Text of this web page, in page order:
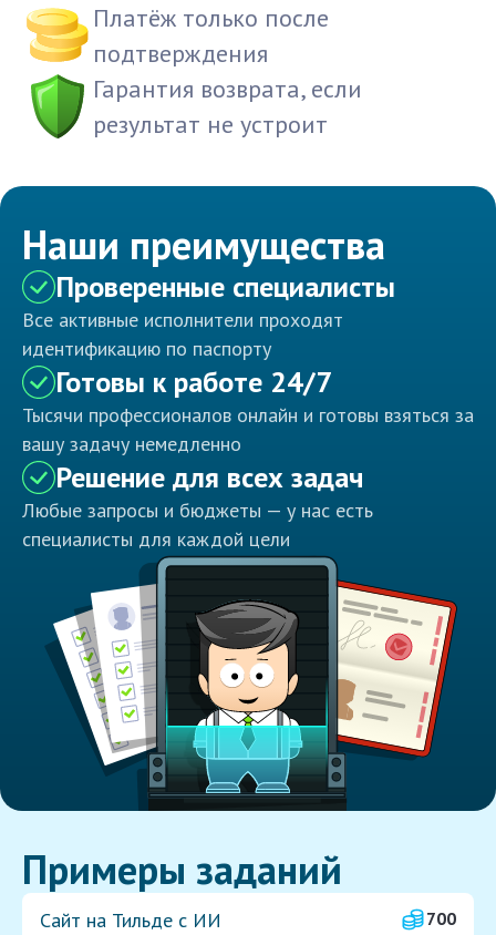
Платёж только после
подтверждения
Гарантия возврата, если
результат не устроит
Наши преимущества
Проверенные специалисты
Все активные исполнители проходят
идентификацию по паспорту
Готовы к работе 24/7
Тысячи профессионалов онлайн и готовы взяться за
вашу задачу немедленно
Решение для всех задач
Любые запросы и бюджеты — у нас есть
специалисты для каждой цели
Примеры заданий
Сайт на Тильде с ИИ
700